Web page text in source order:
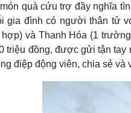
- món ngon
khoa
- giảm cân
Đời sống
Nhà đẹp
Blog
Tình yêu
quà cứu trợ đầy nghĩa
gia đình có người thân tử
và Thanh Hóa (1
triệu đồng, được gửi tận tay
điệp động viên, chia sẻ